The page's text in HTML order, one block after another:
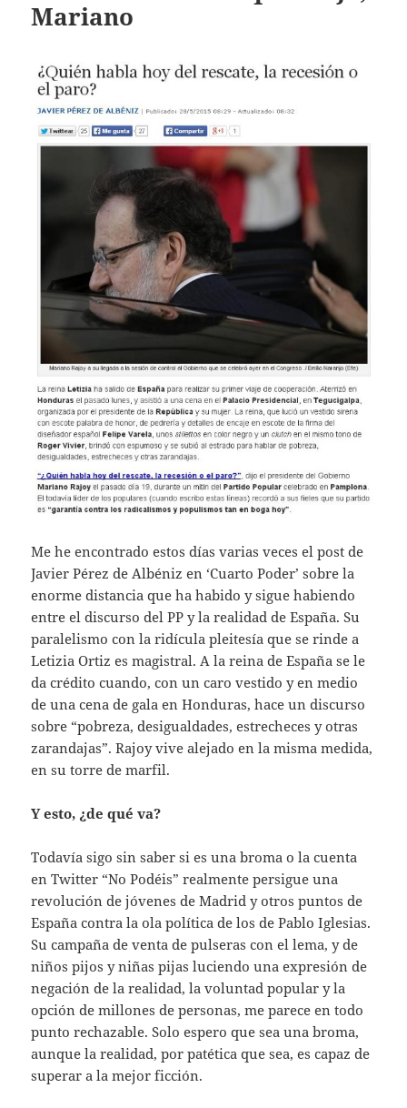
Mariano
Me he encontrado estos días varias veces el post de
Javier Pérez de Albéniz en ‘Cuarto Poder’ sobre la
enorme distancia que ha habido y sigue habiendo
entre el discurso del PP y la realidad de España. Su
paralelismo con la ridícula pleitesía que se rinde a
Letizia Ortiz es magistral. A la reina de España se le
da crédito cuando, con un caro vestido y en medio
de una cena de gala en Honduras, hace un discurso
sobre “pobreza, desigualdades, estrecheces y otras
zarandajas”. Rajoy vive alejado en la misma medida,
en su torre de marfil.
Y esto, ¿de qué va?
Todavía sigo sin saber si es una broma o la cuenta
en Twitter “No Podéis” realmente persigue una
revolución de jóvenes de Madrid y otros puntos de
España contra la ola política de los de Pablo Iglesias.
Su campaña de venta de pulseras con el lema, y de
niños pijos y niñas pijas luciendo una expresión de
negación de la realidad, la voluntad popular y la
opción de millones de personas, me parece en todo
punto rechazable. Solo espero que sea una broma,
aunque la realidad, por patética que sea, es capaz de
superar a la mejor ficción.